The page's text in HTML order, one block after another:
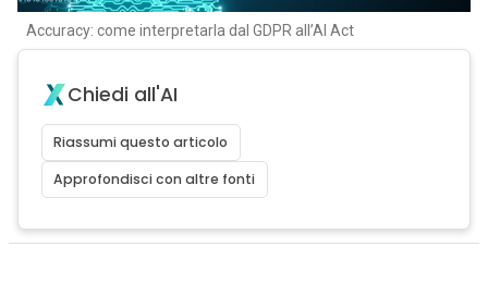
Accuracy: come interpretarla dal GDPR all’AI Act
Chiedi all'AI
Riassumi questo articolo
Approfondisci con altre fonti